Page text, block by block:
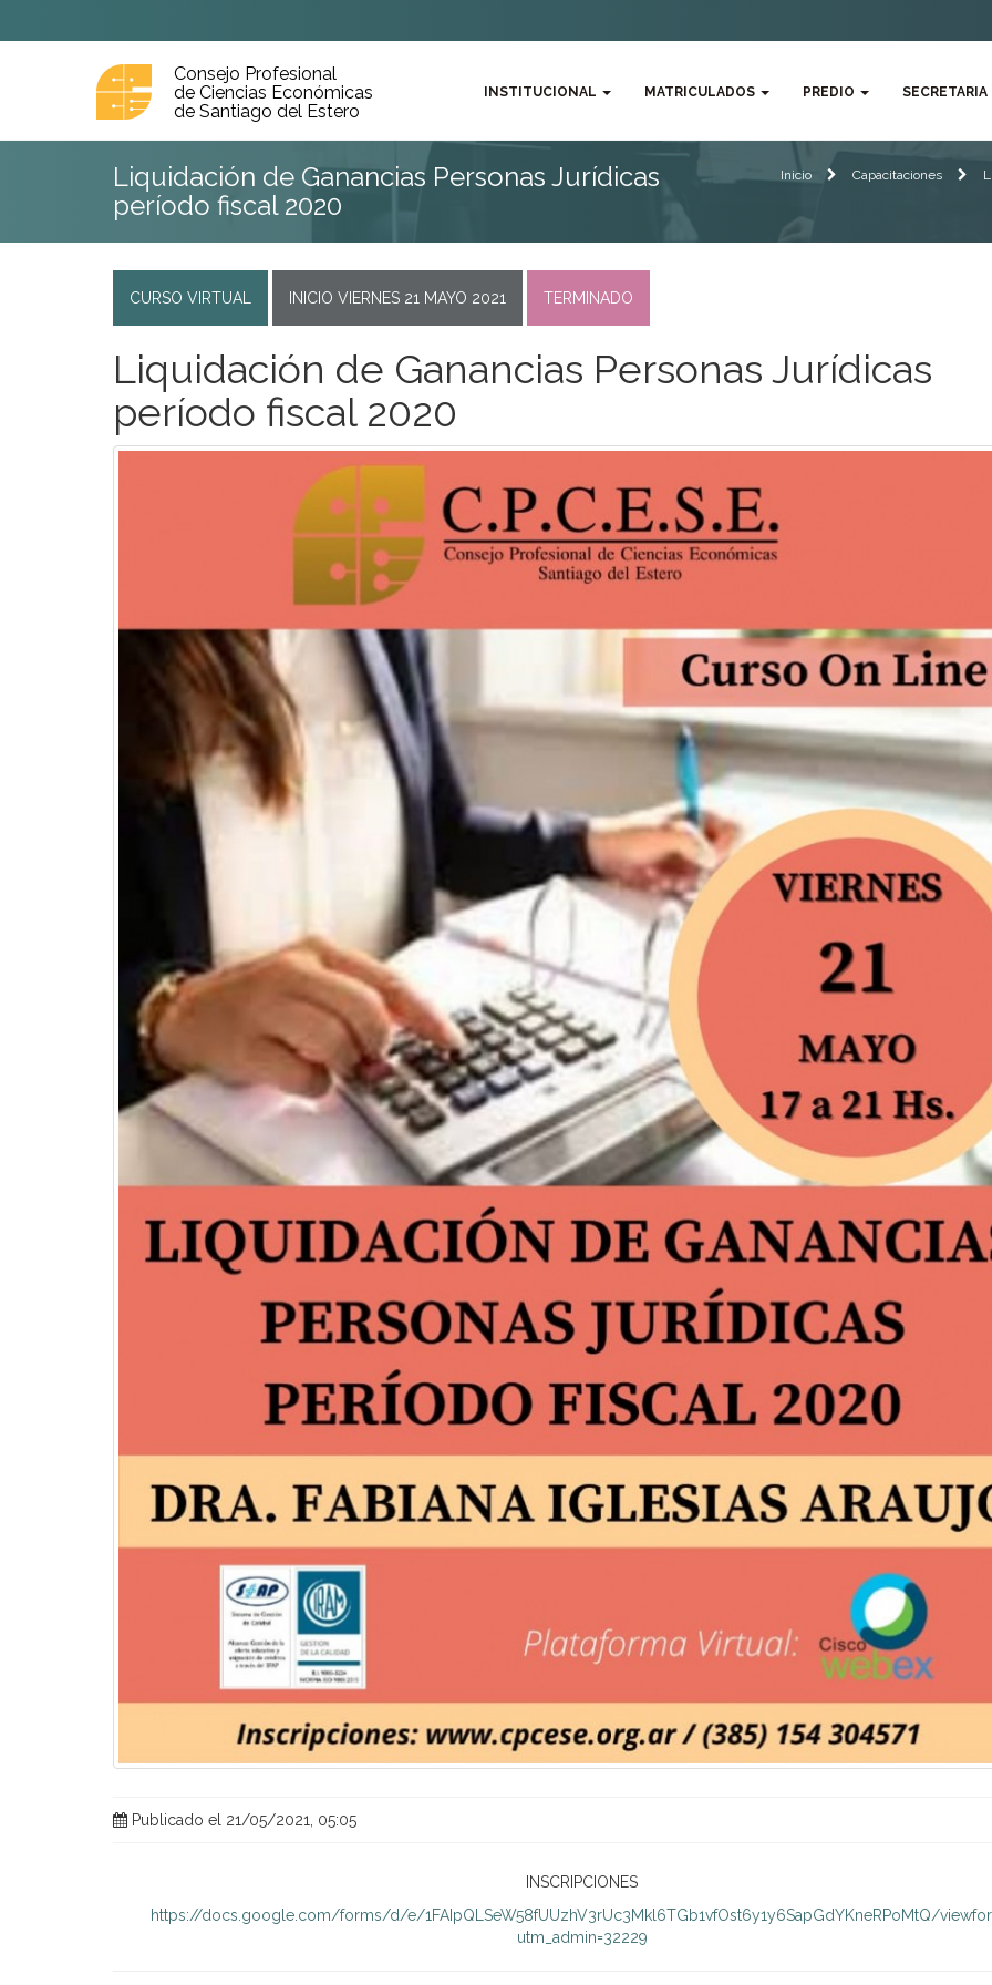
Consejo Profesional
de Ciencias Económicas
de Santiago del Estero
INSTITUCIONAL MATRICULADOS PREDIO
Liquidación de Ganancias Personas Jurídicas
período fiscal 2020
Inicio Capacitaciones
CURSO VIRTUAL INICIO VIERNES 21 MAYO 2021 TERMINADO
Liquidación de Ganancias Personas Jurídicas
período fiscal 2020
Publicado el 21/05/2021, 05:05
INSCRIPCIONES
https://docs.google.com/forms/d/e/1FAIpQLSeW58fUUzhV3rUc3Mkl6TGb1vfOst6y1y6SapGdYKneRPoMtQ/
utm_admin=32229